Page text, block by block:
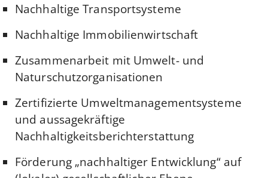
Nachhaltige Transportsysteme
Nachhaltige Immobilienwirtschaft
Zusammenarbeit mit Umwelt- und
Naturschutzorganisationen
Zertifizierte Umweltmanagementsysteme
und aussagekräftige
Nachhaltigkeitsberichterstattung
Förderung „nachhaltiger Entwicklung“ auf